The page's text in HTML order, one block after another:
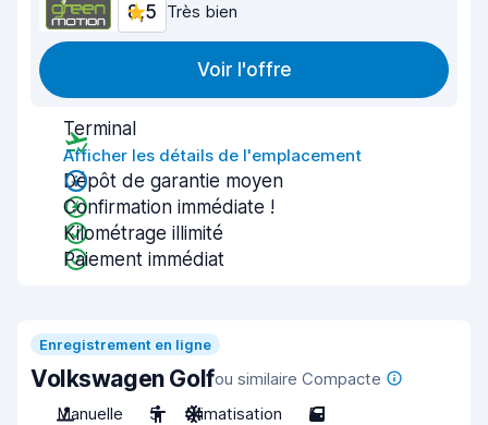
8,5 Très bien
Voir l'offre
Terminal
Afficher les détails de l'emplacement
Dépôt de garantie moyen
Confirmation immédiate !
Kilométrage illimité
Paiement immédiat
Enregistrement en ligne
Volkswagen Golfou similaire Compacte
Manuelle
5 Climatisation 5